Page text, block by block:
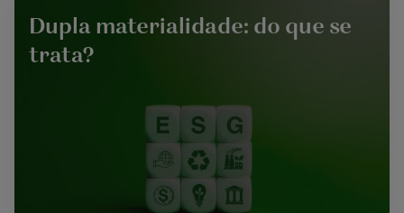
Dupla materialidade: do que se
trata?